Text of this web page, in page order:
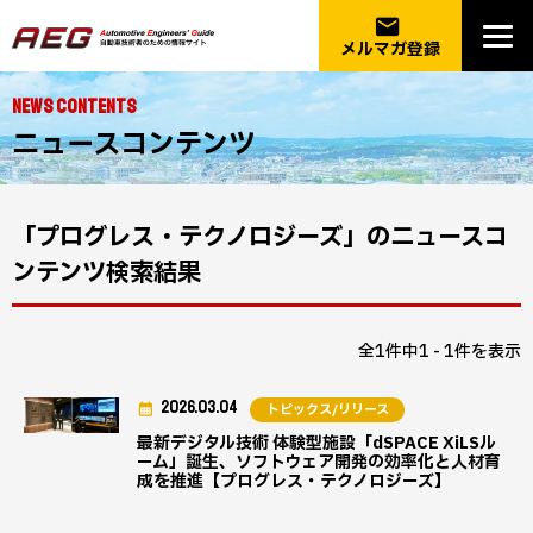
email
メルマガ登録
NEWS CONTENTS
ニュースコンテンツ
「プログレス・テクノロジーズ」のニュースコ
ンテンツ検索結果
全1件中1 - 1件を表示
最新デジタル技術 体験型施設「dSPACE XiLSル
ーム」誕生、ソフトウェア開発の効率化と人材育
成を推進【プログレス・テクノロジーズ】
2026.03.04 トピックス/リリース